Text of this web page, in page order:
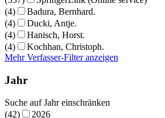
(4)
Badura, Bernhard.
(4)
Ducki, Antje.
(4)
Hanisch, Horst.
(4)
Kochhan, Christoph.
Mehr Verfasser-Filter anzeigen
Jahr
Suche auf Jahr einschränken
(42)
2026